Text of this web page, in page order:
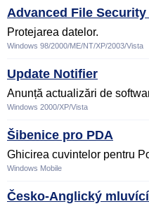
Advanced File
Protejarea datelor.
Windows 98/2000/ME/NT/XP/2003/Vista
Update Notifier
Anunță actualizări de
Windows 2000/XP/Vista
Šibenice pro PDA
Ghicirea cuvintelor pentru
Windows Mobile
Česko-Anglický